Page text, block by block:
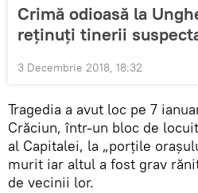
Crimă odioasă la
reținuți tinerii
3 Decembrie 2018, 18:32
Tragedia a avut loc pe 7
Crăciun, într-un bloc de
al Capitalei, la „porţile
murit iar altul a fost grav
de vecinii lor.